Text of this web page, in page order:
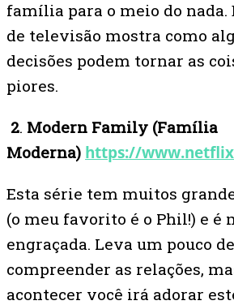
família para o meio do nada.
de televisão mostra como
decisões podem tornar as
piores.
2. Modern Family (Família
Moderna) https://
Esta série tem muitos
(o meu favorito é o Phil!) e é
engraçada. Leva um pouco
compreender as relações,
acontecer você irá adorar